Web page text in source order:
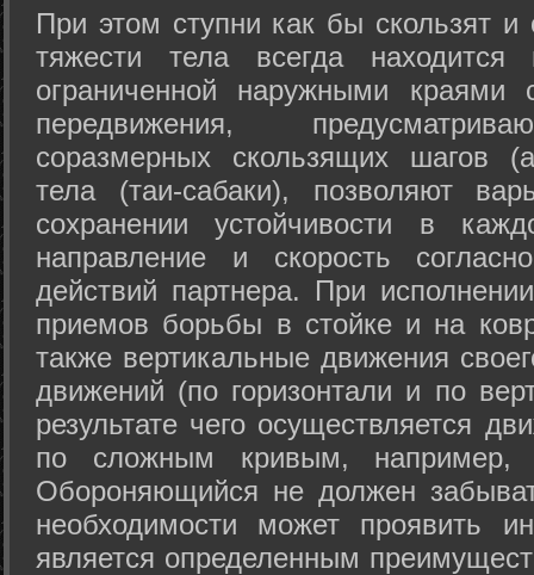
При этом ступни как бы скользят
тяжести тела всегда
ограниченной наружными краями
передвижения,
соразмерных скользящих шагов
тела (таи-сабаки), позволяют
сохранении устойчивости в
направление и скорость
действий партнера. При
приемов борьбы в стойке и на
также вертикальные движения
движений (по горизонтали и по
результате чего осуществляется
по сложным кривым, например,
Обороняющийся не должен
необходимости может проявить
является определенным